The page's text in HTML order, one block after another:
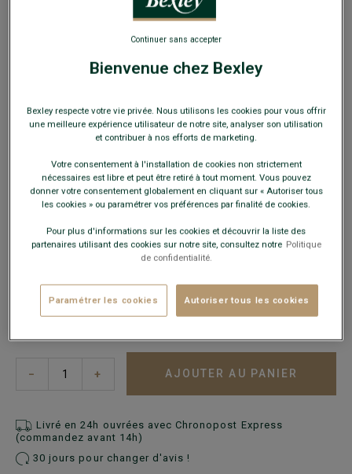
Derbies homme Châtaigne Patiné - MAYWELL
99,00 € FINS DE SÉRIE
Payez en plusieurs fois dès 199€ d'achat
COULEURS DISPONIBLES
Guide des tailles
− + AJOUTER AU PANIER
Livré en 24h ouvrées avec Chronopost Express
(commandez avant 14h)
30 jours pour changer d'avis !
Bienvenue chez Bexley
Bexley respecte votre vie privée. Nous utilisons les cookies pour vous offrir
une meilleure expérience utilisateur de notre site, analyser son utilisation
et contribuer à nos efforts de marketing.
Votre consentement à l'installation de cookies non strictement
nécessaires est libre et peut être retiré à tout moment. Vous pouvez
donner votre consentement globalement en cliquant sur « Autoriser tous
les cookies » ou paramétrer vos préférences par finalité de cookies.
Pour plus d'informations sur les cookies et découvrir la liste des
partenaires utilisant des cookies sur notre site, consultez notre Politique
de confidentialité.
Paramétrer les cookies Autoriser tous les cookies
Continuer sans accepter